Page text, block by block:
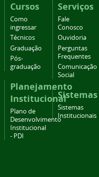
Cursos
Como
ingressar
Técnicos
Graduação
Pós-
graduação
Planejamento
Institucional
Plano de
Desenvolvimento
Institucional
- PDI
Serviços
Fale
Conosco
Ouvidoria
Perguntas
Frequentes
Comunicação
Social
Sistemas
Sistemas
Institucionais